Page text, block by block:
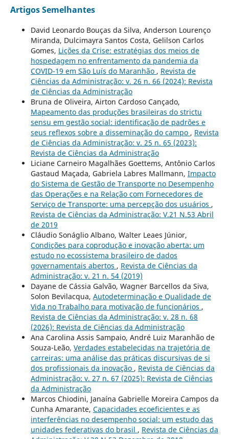
Artigos Semelhantes
David Leonardo Bouças da Silva, Anderson Lourenço
Miranda, Dulcimayra Santos Costa, Gelilson Carlos
Gomes, Lições da Crise: estratégias dos meios de
hospedagem no enfrentamento da pandemia da
COVID-19 em São Luís do Maranhão , Revista de
Ciências da Administração: v. 26 n. 66 (2024): Revista
de Ciências da Administração
Bruna de Oliveira, Airton Cardoso Cançado,
Mapeamento das produções brasileiras do strictu
sensu em gestão social: identificação de padrões e
seus reflexos sobre a disseminação do campo , Revista
de Ciências da Administração: v. 25 n. 65 (2023):
Revista de Ciências da Administração
Liciane Carneiro Magalhães Goettems, Antônio Carlos
Gastaud Maçada, Gabriela Labres Mallmann, Impacto
do Sistema de Gestão de Transporte no Desempenho
das Operações e na Relação com Fornecedores de
Serviço de Transporte: uma percepção dos usuários ,
Revista de Ciências da Administração: V.21 N.53 Abril
de 2019
Cláudio Sonáglio Albano, Walter Leaes Júnior,
Condições para coprodução e inovação aberta: um
estudo no ecossistema brasileiro de dados
governamentais abertos , Revista de Ciências da
Administração: v. 21 n. 54 (2019)
Dayane de Cássia Galvão, Wagner Barcellos da Siva,
Solon Bevilacqua, Autodeterminação e Qualidade de
Vida no Trabalho para motivação de funcionários ,
Revista de Ciências da Administração: v. 28 n. 68
(2026): Revista de Ciências da Administração
Ana Carolina Assis Sampaio, André Luiz Maranhão de
Souza-Leão, Verdades estabelecidas na trajetória de
carreiras: uma análise das práticas discursivas de si
dos profissionais da inovação , Revista de Ciências da
Administração: v. 27 n. 67 (2025): Revista de Ciências
da Administração
Marcos Chiodini, Janaína Gabrielle Moreira Campos da
Cunha Amarante, Capacidades ecoeficientes e as
interferências no desempenho social: um estudo das
unidades federativas do brasil , Revista de Ciências da